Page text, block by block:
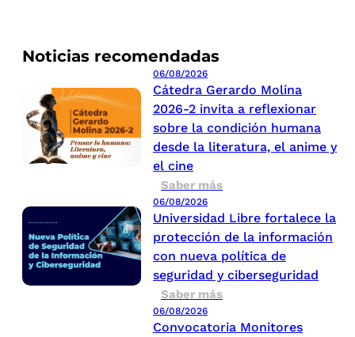
Noticias recomendadas
06/08/2026
Cátedra Gerardo Molina
2026-2 invita a reflexionar
sobre la condición humana
desde la literatura, el anime y
el cine
Saber más
06/08/2026
Universidad Libre fortalece la
protección de la información
con nueva política de
seguridad y ciberseguridad
Saber más
06/08/2026
Convocatoria Monitores